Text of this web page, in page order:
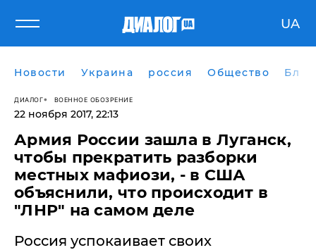
UA
Новости Украина россия Общество
ДИАЛОГ ВОЕННОЕ ОБОЗРЕНИЕ
22 ноября 2017, 22:13
Армия России зашла в Луганск,
чтобы прекратить разборки
местных мафиози, - в США
объяснили, что происходит в
"ЛНР" на самом деле
Россия успокаивает своих